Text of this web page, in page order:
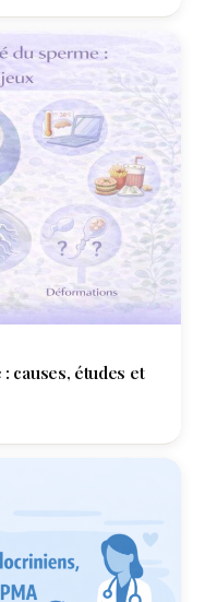
causes, études et